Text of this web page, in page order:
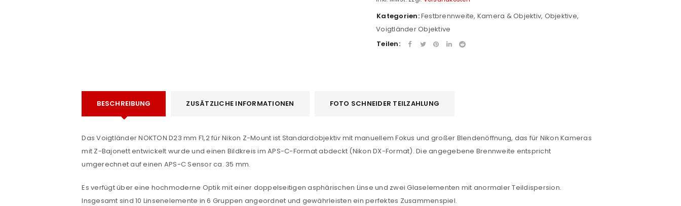
Kategorien:Festbrennweite, Kamera & Objektiv, Objektive,
Voigtländer Objektive
Teilen:
BESCHREIBUNG ZUSÄTZLICHE INFORMATIONEN FOTO SCHNEIDER TEILZAHLUNG
Das Voigtländer NOKTON D23 mm F1,2 für Nikon Z-Mount ist Standardobjektiv mit manuellem Fokus und großer Blendenöffnung, das für Nikon Kameras
mit Z-Bajonett entwickelt wurde und einen Bildkreis im APS-C-Format abdeckt (Nikon DX-Format). Die angegebene Brennweite entspricht
umgerechnet auf einen APS-C Sensor ca. 35 mm.
Es verfügt über eine hochmoderne Optik mit einer doppelseitigen asphärischen Linse und zwei Glaselementen mit anormaler Teildispersion.
Insgesamt sind 10 Linsenelemente in 6 Gruppen angeordnet und gewährleisten ein perfektes Zusammenspiel.